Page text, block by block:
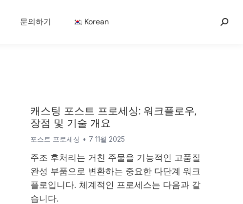
문의하기 Korean
캐스팅 포스트 프로세싱: 워크플로우,
장점 및 기술 개요
포스트 프로세싱 7 11월 2025
주조 후처리는 거친 주물을 기능적인 고품질
완성 부품으로 변환하는 중요한 다단계 워크
플로입니다. 체계적인 프로세스는 다음과 같
습니다.